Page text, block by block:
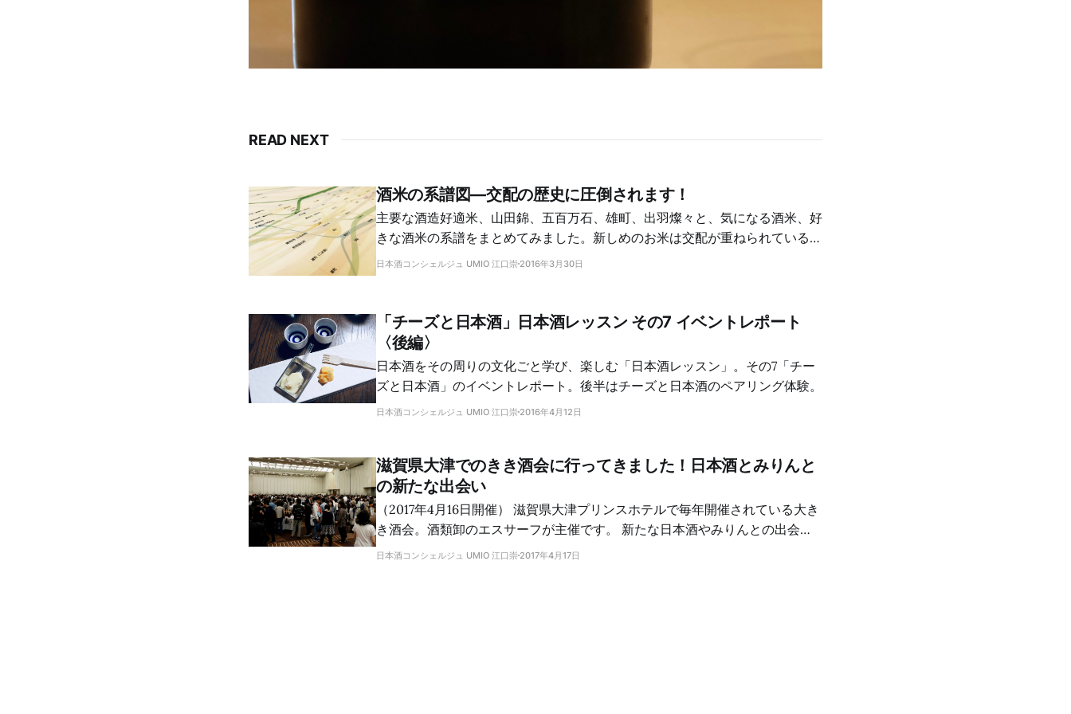
READ NEXT
酒米の系譜図―交配の歴史に圧倒されます！
主要な酒造好適米、山田錦、五百万石、雄町、出羽燦々と、気になる酒米、好
きな酒米の系譜をまとめてみました。新しめのお米は交配が重ねられているの
がわかります。意外なルーツもわかって楽しい！
日本酒コンシェルジュ UMIO 江口崇 2016年3月30日
「チーズと日本酒」日本酒レッスン その7 イベントレポート
〈後編〉
日本酒をその周りの文化ごと学び、楽しむ「日本酒レッスン」。その7「チー
ズと日本酒」のイベントレポート。後半はチーズと日本酒のペアリング体験。
日本酒コンシェルジュ UMIO 江口崇 2016年4月12日
滋賀県大津でのきき酒会に行ってきました！日本酒とみりんと
の新たな出会い
（2017年4月16日開催） 滋賀県大津プリンスホテルで毎年開催されている大き
き酒会。酒類卸のエスサーフが主催です。 新たな日本酒やみりんとの出会い
がありました。すべてのブースを回ることは叶わず。でも、いくつか深い体験
日本酒コンシェルジュ UMIO 江口崇 2017年4月17日